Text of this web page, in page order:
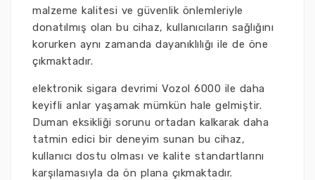
malzeme kalitesi ve güvenlik önlemleriyle
donatılmış olan bu cihaz, kullanıcıların sağlığını
korurken aynı zamanda dayanıklılığı ile de öne
çıkmaktadır.
elektronik sigara devrimi Vozol 6000 ile daha
keyifli anlar yaşamak mümkün hale gelmiştir.
Duman eksikliği sorunu ortadan kalkarak daha
tatmin edici bir deneyim sunan bu cihaz,
kullanıcı dostu olması ve kalite standartlarını
karşılamasıyla da ön plana çıkmaktadır.